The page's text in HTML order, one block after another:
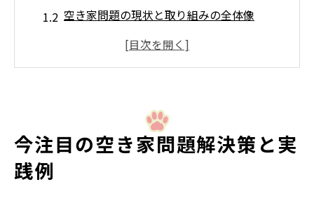
空き家問題の現状と取り組みの全体像
空き家問題解決に向けた成功例の特徴とは
空き家問題のビジネス活用と可能性を探る
空き家問題に挑むための具体的な取り組み方
空き家問題を解決するための実践的ステッ
今注目の空き家問題解決策と実
践例